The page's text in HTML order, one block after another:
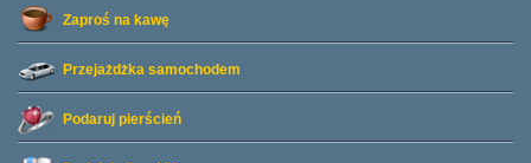
Zaproś na kawę
Przejażdżka samochodem
Podaruj pierścień